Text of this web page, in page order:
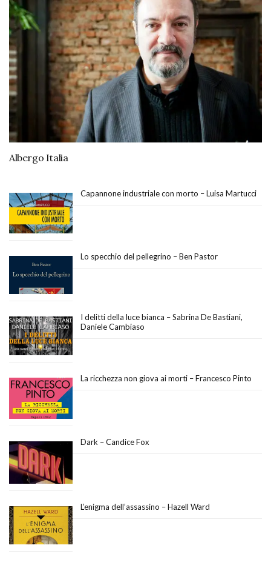
Albergo Italia
Capannone industriale con morto – Luisa Martucci
Lo specchio del pellegrino – Ben Pastor
I delitti della luce bianca – Sabrina De Bastiani,
Daniele Cambiaso
La ricchezza non giova ai morti – Francesco Pinto
Dark – Candice Fox
L’enigma dell’assassino – Hazell Ward